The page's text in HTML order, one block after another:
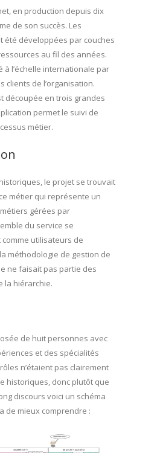
en production depuis dix
de son succès. Les
été développées par couches
au fil des années.
à l’échelle internationale par
clients de l’organisation.
découpée en trois grandes
permet le suivi de
métier.
le projet se trouvait
métier qui représente un
gérées par
du service se
utilisateurs de
méthodologie de gestion de
ne faisait pas partie des
la hiérarchie.
de huit personnes avec
et des spécialités
n’étaient pas clairement
historiques, donc plutôt que
discours voici un schéma
de mieux comprendre :